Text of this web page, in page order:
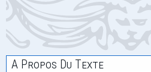
A Propos Du Texte